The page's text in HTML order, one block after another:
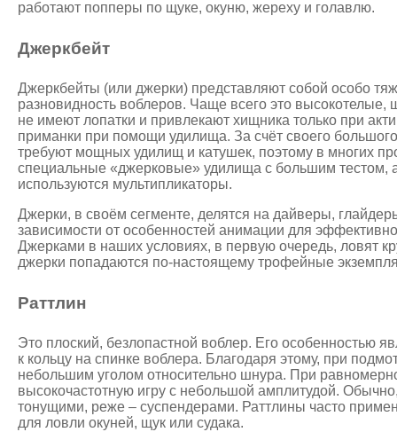
работают попперы по щуке, окуню, жереху и голавлю.
Джеркбейт
Джеркбейты (или джерки) представляют собой особо
разновидность воблеров. Чаще всего это
не имеют лопатки и привлекают хищника только при
приманки при помощи удилища. За счёт своего
требуют мощных удилищ и катушек, поэтому в многих
специальные «джерковые» удилища с большим тестом,
используются мультипликаторы.
Джерки, в своём сегменте, делятся на дайверы,
зависимости от особенностей анимации для
Джерками в наших условиях, в первую очередь, ловят
джерки попадаются по-настоящему трофейные
Раттлин
Это плоский, безлопастной воблер. Его особенностью
к кольцу на спинке воблера. Благодаря этому, при
небольшим уголом относительно шнура. При
высокочастотную игру с небольшой амплитудой.
тонущими, реже – суспендерами. Раттлины часто
для ловли окуней, щук или судака.